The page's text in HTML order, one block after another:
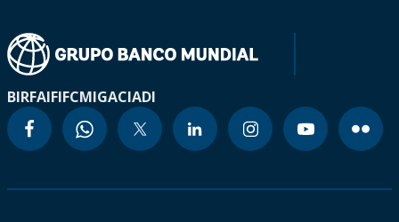
BIRFAIFIFCMIGACIADI